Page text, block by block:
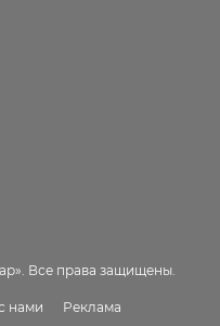
Все права защищены.
нами Реклама